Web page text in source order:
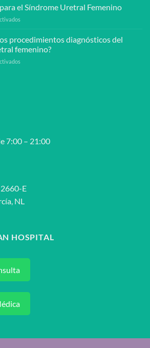
peyronie?
puede
prevenir
el
uretral
femenino?
el Síndrome Uretral Femenino
el
Síndrome
Uretral
procedimientos diagnósticos del
femenino?
femenino?
7:00 – 21:00
E
NL
HOSPITAL